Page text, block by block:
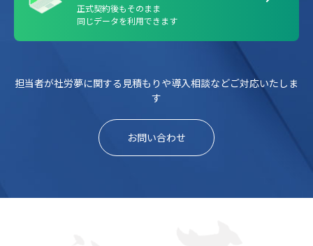
正式契約後もそのまま
同じデータを利用できます
担当者が社労夢に関する見積もりや導入相談などご対応いたしま
す
お問い合わせ